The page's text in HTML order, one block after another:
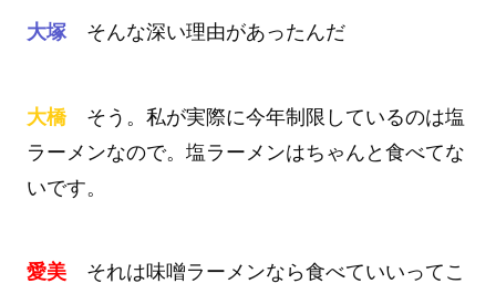
大塚そんな深い理由があったんだ
大橋そう。私が実際に今年制限しているのは塩
ラーメンなので。塩ラーメンはちゃんと食べてな
いです。
愛美それは味噌ラーメンなら食べていいってこ